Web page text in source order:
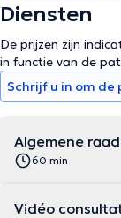
Diensten
De prijzen zijn
in functie van de
Schrijf u in om de
Algemene
60 min
Vidéo